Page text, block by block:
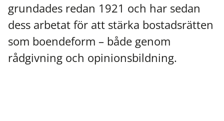
grundades redan 1921 och har sedan
dess arbetat för att stärka bostadsrätten
som boendeform – både genom
rådgivning och opinionsbildning.